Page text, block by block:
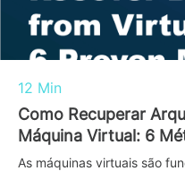
12 Min
Como Recuperar
Máquina Virtual: 6
As máquinas virtuais são